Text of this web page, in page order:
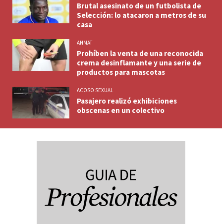
Brutal asesinato de un futbolista de
Selección: lo atacaron a metros de su
casa
ANMAT
Prohíben la venta de una reconocida
crema desinflamante y una serie de
productos para mascotas
ACOSO SEXUAL
Pasajero realizó exhibiciones
obscenas en un colectivo